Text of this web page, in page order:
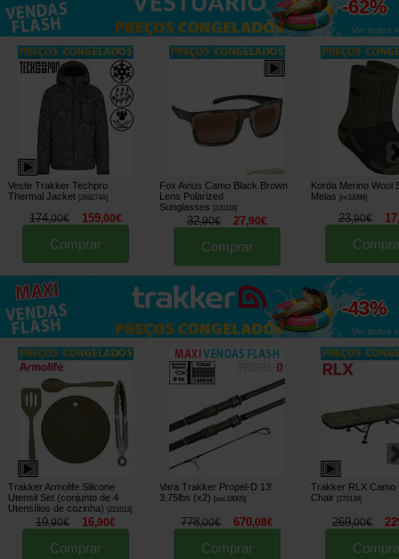
-62%
Ver todos »
Veste Trakker Techpro
Thermal Jacket
269274A]
174,00€ 159,00€
Comprar
Fox Avius Camo Black Brown
Lens Polarized
Sunglasses
220118]
32,90€ 27,90€
Comprar
Korda Merino Wool
Meias
[m33399]
23,90€ 17
até
-43%
Ver todos »
Trakker Armolife Silicone
Utensil Set (conjunto de 4
Utensílios de cozinha) [221613]
19,90€ 16,90€
Comprar
Vara Trakker Propel-D 13'
3.75lbs (x2) [esc18005]
778,00€ 670,08€
Comprar
Trakker RLX Camo
Chair [270139]
269,00€